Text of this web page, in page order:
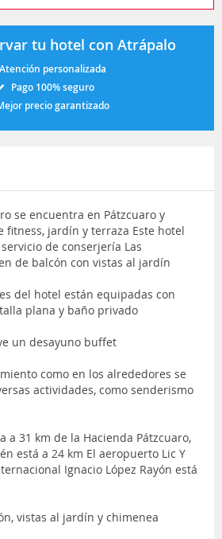
tu hotel con Atrápalo
Atención personalizada
Pago 100% seguro
precio garantizado
se encuentra en Pátzcuaro y
fitness, jardín y terraza Este hotel
de conserjería Las
de balcón con vistas al jardín
del hotel están equipadas con
plana y baño privado
un desayuno buffet
como en los alrededores se
actividades, como senderismo
a 31 km de la Hacienda Pátzcuaro,
está a 24 km El aeropuerto Lic Y
Ignacio López Rayón está
vistas al jardín y chimenea